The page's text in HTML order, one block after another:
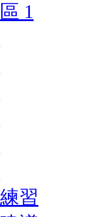
1
習